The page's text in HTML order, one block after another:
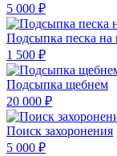
5 000 ₽
Подсыпка песка на
1 500 ₽
Подсыпка щебнем
20 000 ₽
Поиск захоронения
5 000 ₽